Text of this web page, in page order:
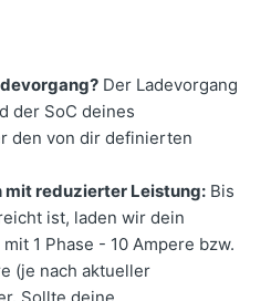
Der Ladevorgang
der SoC deines
den von dir definierten
mit reduzierter Leistung: Bis
ist, laden wir dein
1 Phase - 10 Ampere bzw.
(je nach aktueller